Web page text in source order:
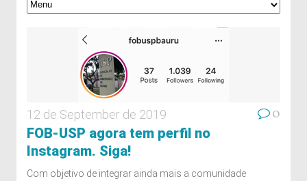
12 de September de 2019 0
FOB-USP agora tem perfil no
Instagram. Siga!
Com objetivo de integrar ainda mais a comunidade